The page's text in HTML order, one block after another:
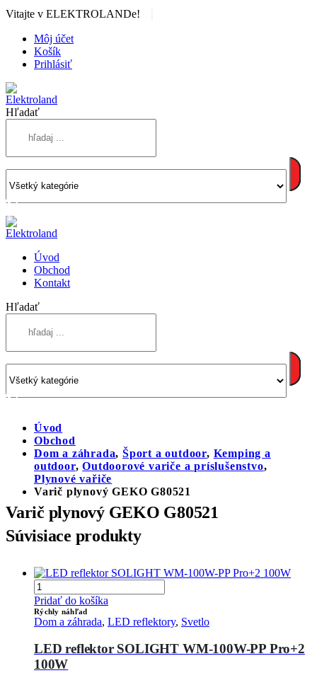
Vitajte v ELEKTROLANDe!
Môj účet
Košík
Prihlásiť
Hľadať
Úvod
Obchod
Kontakt
Hľadať
Úvod
Obchod
Dom a záhrada,Šport a outdoor, Kemping a
outdoor,Outdoorové variče a príslušenstvo,
Plynové vařiče
Varič plynový GEKO G80521
Varič plynový GEKO G80521
Súvisiace produkty
Pridať do košíka
Rýchly náhľad
Dom a záhrada, LED reflektory, Svetlo
LED reflektor SOLIGHT WM-100W-PP Pro+2
100W